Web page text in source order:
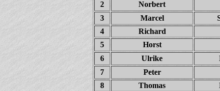
2
Norbert
3
Marcel
4
Richard
5
Horst
6
Ulrike
7
Peter
8
Thomas